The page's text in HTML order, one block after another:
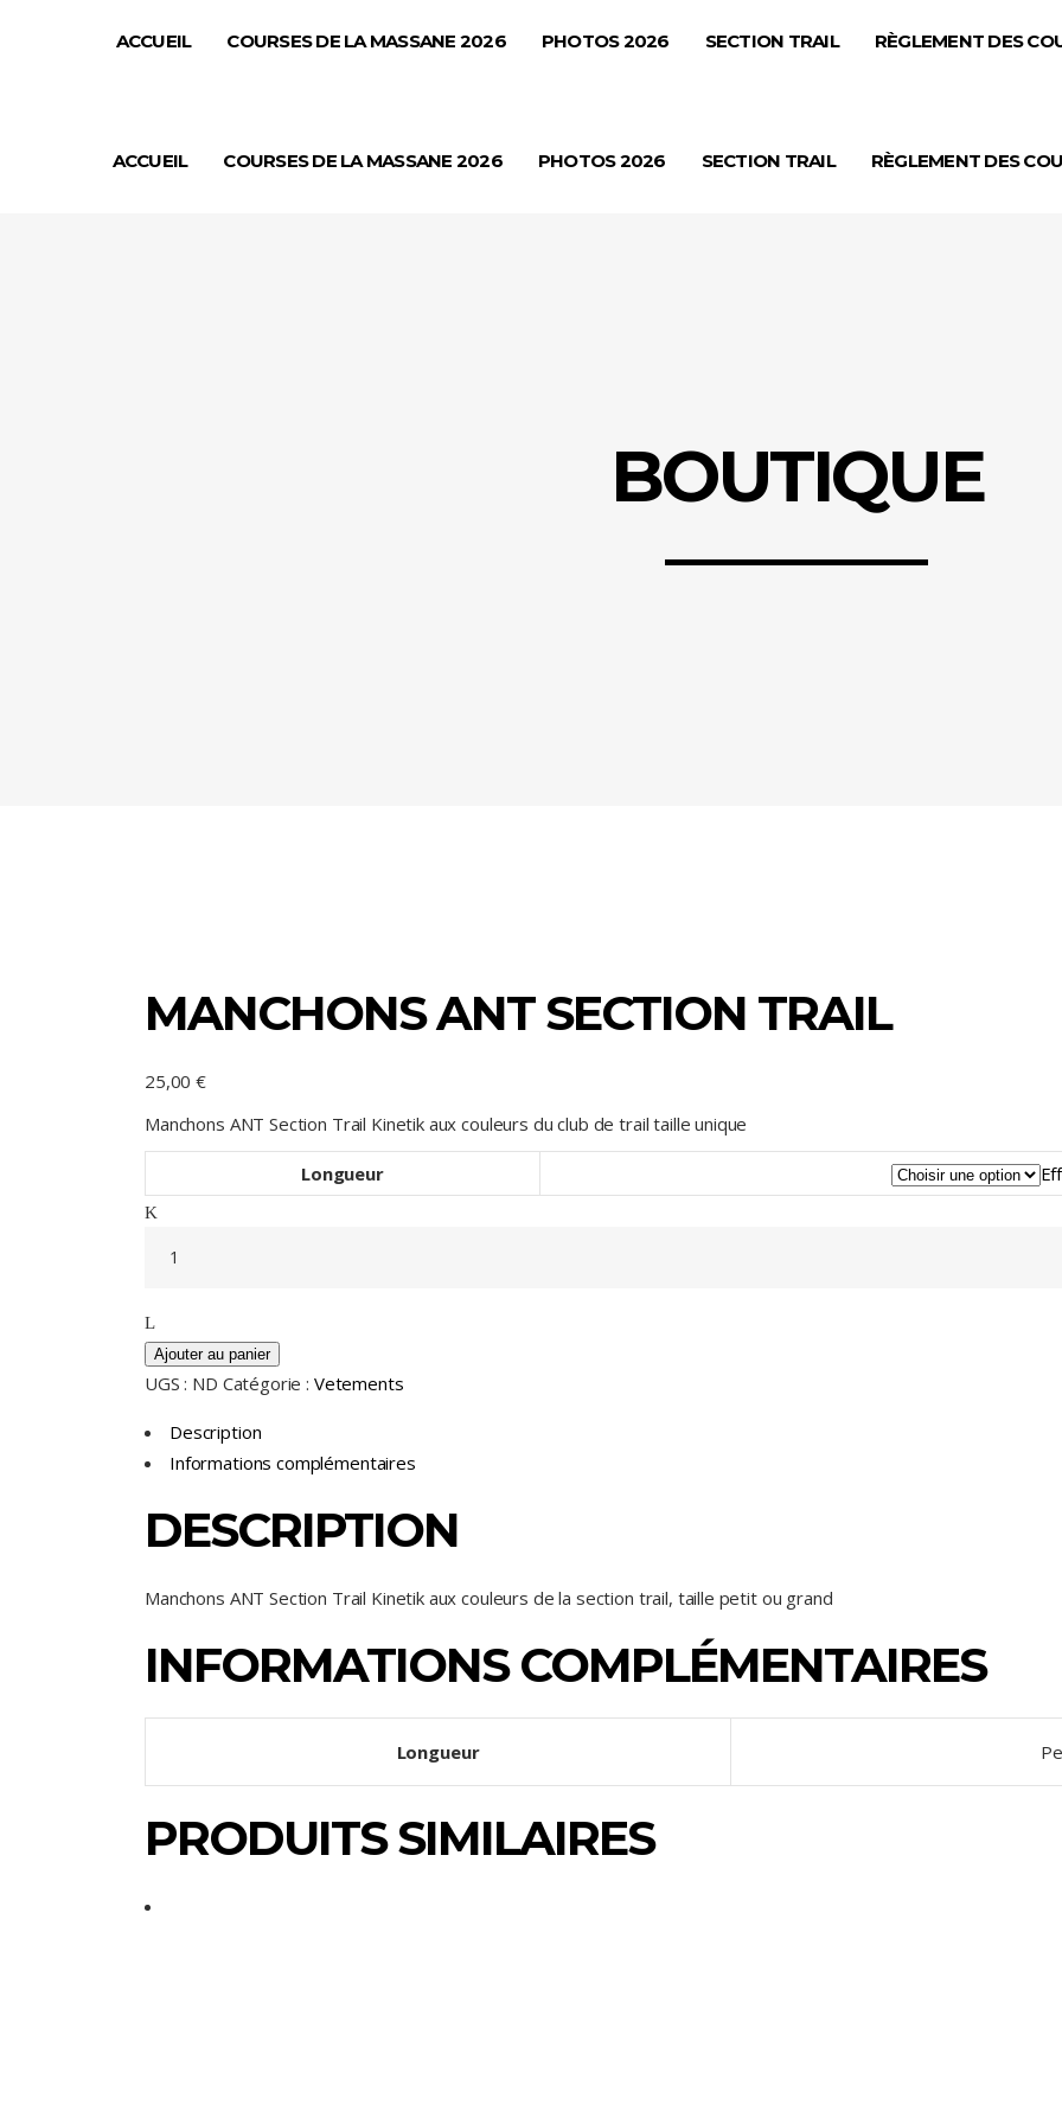
ACCUEIL COURSES DE LA MASSANE 2026 PHOTOS 2026 SECTION TRAIL RÈGLEMENT DES
ACCUEIL COURSES DE LA MASSANE 2026 PHOTOS 2026 SECTION TRAIL RÈGLEMENT DES
BOUTIQUE
MANCHONS ANT SECTION TRAIL
25,00€
Manchons ANT Section Trail Kinetik aux couleurs du club de trail taille unique
Longueur
Manchons
quantity
Ajouter au panier
UGS : ND Catégorie : Vetements
Description
Informations complémentaires
DESCRIPTION
Manchons ANT Section Trail Kinetik aux couleurs de la section trail, taille petit ou grand
INFORMATIONS COMPLÉMENTAIRES
Longueur
PRODUITS SIMILAIRES